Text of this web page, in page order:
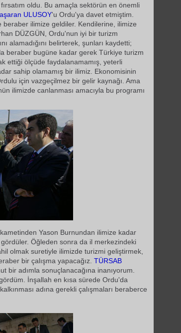
oldu. Bu amaçla sektörün en önemli
ULUSOY'u Ordu'ya davet etmiştim.
ilimize geldiler. Kendilerine, ilimize
DÜZGÜN, Ordu'nun iyi bir turizm
alamadığını belirterek, şunları kaydetti;
beraber bugüne kadar gerek Türkiye turizm
ettiği ölçüde faydalanamamış, yeterli
sahip olamamış bir ilimiz. Ekonomisinin
için vazgeçilmez bir gelir kaynağı. Ama
ilimizde canlanması amacıyla bu programı
Yason Burnundan ilimize kadar
Öğleden sonra da il merkezindeki
olmak suretiyle ilimizde turizmi geliştirmek,
bir çalışma yapacağız. TÜRSAB
bir adımla sonuçlanacağına inanıyorum.
İnşallah en kısa sürede Ordu'da
adına gerekli çalışmaları beraberce